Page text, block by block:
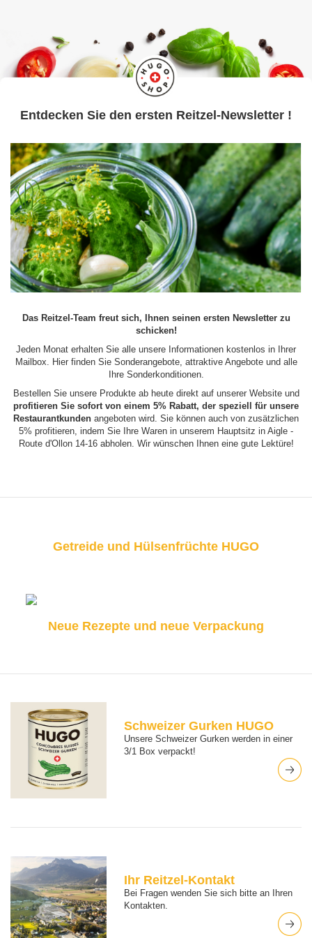
Entdecken Sie den ersten Reitzel-Newsletter !
Das Reitzel-Team freut sich, Ihnen seinen ersten Newsletter zu
schicken!
Jeden Monat erhalten Sie alle unsere Informationen kostenlos in Ihrer
Mailbox. Hier finden Sie Sonderangebote, attraktive Angebote und alle
Ihre Sonderkonditionen.
Bestellen Sie unsere Produkte ab heute direkt auf unserer Website und
profitieren Sie sofort von einem 5% Rabatt, der speziell für unsere
Restaurantkunden angeboten wird. Sie können auch von zusätzlichen
5% profitieren, indem Sie Ihre Waren in unserem Hauptsitz in Aigle -
Route d'Ollon 14-16 abholen. Wir wünschen Ihnen eine gute Lektüre!
Getreide und Hülsenfrüchte HUGO
Neue Rezepte und neue Verpackung
Schweizer Gurken HUGO
Unsere Schweizer Gurken werden in einer
3/1 Box verpackt!
Ihr Reitzel-Kontakt
Bei Fragen wenden Sie sich bitte an Ihren
Kontakten.